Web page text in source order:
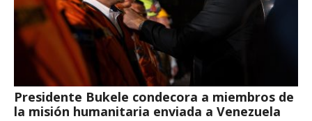
Presidente Bukele condecora a miembros de
la misión humanitaria enviada a Venezuela